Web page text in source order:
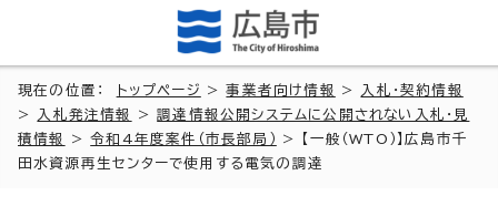
現在の位置： トップページ >事業者向け情報 >
入札・契約情報
>
入札発注情報 >調達情報公開システムに公開されない入札・見
積情報
>令和4年度案件（市長部局）
> 【一般（WTO）】広島市千
田水資源再生センターで使用する電気の調達